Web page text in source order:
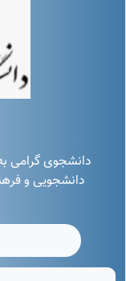
دانشجوی گرامی
دانشجويی و